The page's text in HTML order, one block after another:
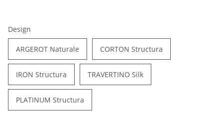
Design
ARGEROT Naturale CORTON Structura
IRON Structura TRAVERTINO Silk
PLATINUM Structura